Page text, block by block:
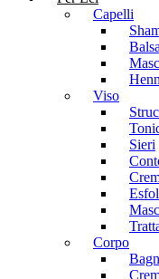
Capelli
Viso
Sieri
Corpo